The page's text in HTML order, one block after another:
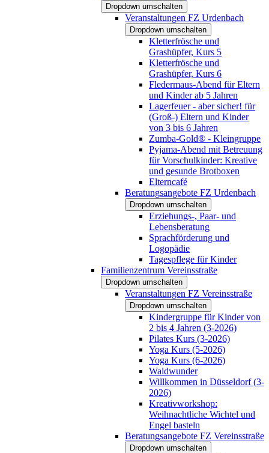
Dropdown umschalten
Veranstaltungen FZ Urdenbach
Dropdown umschalten
Kletterfrösche und
Grashüpfer, Kurs 5
Kletterfrösche und
Grashüpfer, Kurs 6
Fledermaus-Abend für Eltern
und Kinder ab 5 Jahren
Lagerfeuer - aber sicher! für
(Groß-) Eltern und Kinder
von 3 bis 6 Jahren
Zumba-Gold® - Kleingruppe
Pyjama-Abend mit Betreuung
für Vorschulkinder: Kreative
und gesunde Brotboxen
Elterncafé
Beratungsangebote FZ Urdenbach
Dropdown umschalten
Erziehungs-, Paar- und
Lebensberatung
Sprachförderung und
Logopädie
Tagespflege für Kinder
Familienzentrum Vereinsstraße
Dropdown umschalten
Veranstaltungen FZ Vereinsstraße
Dropdown umschalten
Kindergruppe für Kinder von
2 bis 4 Jahren (3-2026)
Pilates Kurs (3-2026)
Yoga Kurs (5-2026)
Yoga Kurs (6-2026)
Waldwunder
Willkommen in Düsseldorf (3-
2026)
Kreativworkshop:
Weihnachtliche Wichtel und
Engel basteln
Beratungsangebote FZ Vereinsstraße
Dropdown umschalten